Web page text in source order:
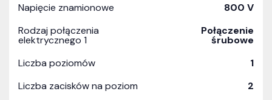
Napięcie znamionowe
800 V
Rodzaj połączenia
elektrycznego 1
Połączenie
śrubowe
Liczba poziomów
1
Liczba zacisków na poziom
2